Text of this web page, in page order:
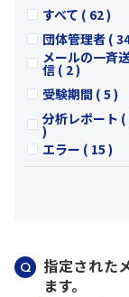
人財育成
配置転換
GAITを
ITエン
GAIT
すべて ( 62 )
団体管理者 (
メールの一斉
信 ( 2 )
受験期間 ( 5 )
分析レポート (
)
エラー ( 15 )
指定された
ます。